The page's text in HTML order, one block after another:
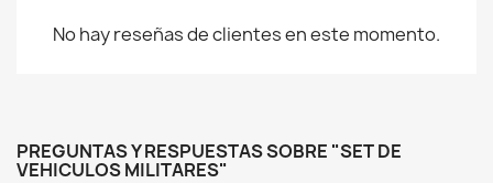
No hay reseñas de clientes en este momento.
PREGUNTAS Y RESPUESTAS SOBRE "SET DE
VEHICULOS MILITARES"